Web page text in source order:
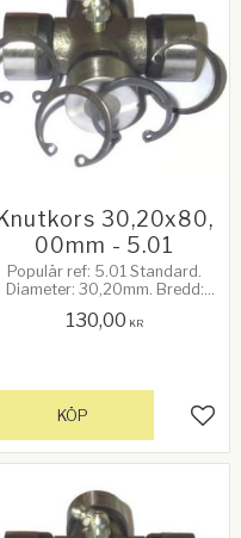
i favoriter
Knutkors 30,20x80,
00mm - 5.01
Populär ref: 5.01 Standard.
Diameter: 30,20mm. Bredd:
130,00 KR
KÖP